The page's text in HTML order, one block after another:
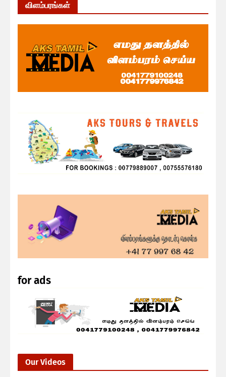
விளம்பரங்கள்
for ads
Our Videos